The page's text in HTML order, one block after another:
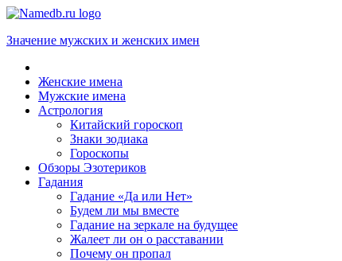
Значение мужских и женских имен
Женские имена
Мужские имена
Астрология
Китайский гороскоп
Знаки зодиака
Гороскопы
Обзоры Эзотериков
Гадания
Гадание «Да или Нет»
Будем ли мы вместе
Гадание на зеркале на будущее
Жалеет ли он о расставании
Почему он пропал